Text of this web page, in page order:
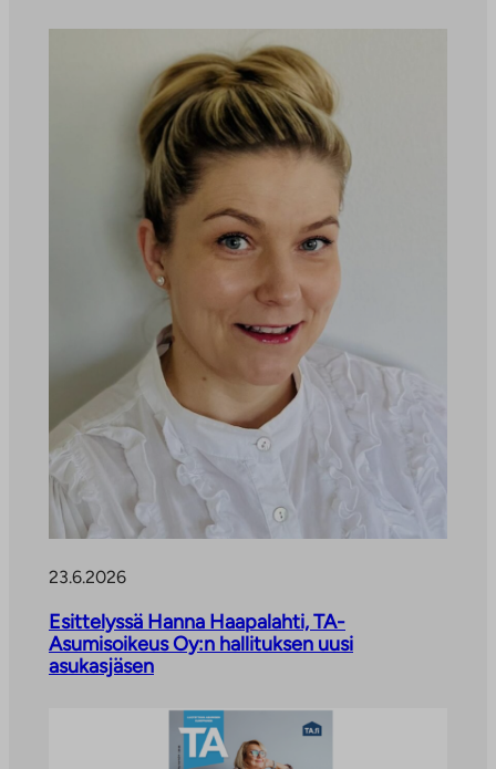
23.6.2026
Esittelyssä Hanna Haapalahti, TA-
Asumisoikeus Oy:n hallituksen uusi
asukasjäsen